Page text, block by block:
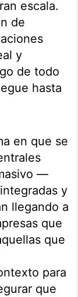
escala.
de
y
de todo
hasta
en que se
—
y
llegando a
que
que
para
que